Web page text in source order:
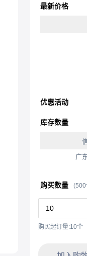
最新价格
优惠活动
库存数量
广
购买数量 (500
购买起订量:10个